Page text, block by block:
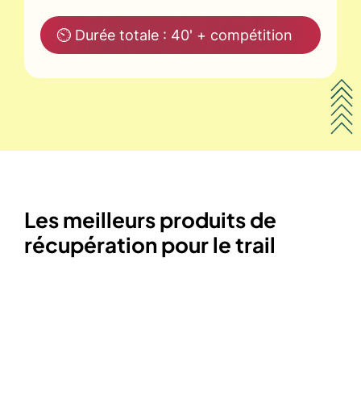
⏲ Durée totale : 40' + compétition
Les meilleurs produits de
récupération pour le trail